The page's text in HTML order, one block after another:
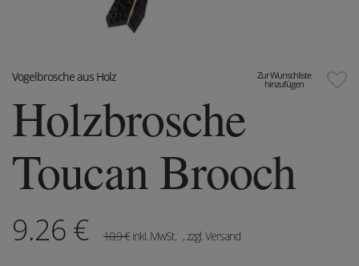
Zur Wunschliste
hinzufügen
Vogelbrosche aus Holz
Holzbrosche
Toucan Brooch
9.26 € 10.9€inkl. MwSt. , zzgl. Versand